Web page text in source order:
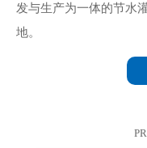
发与生产为一体的节水
地。